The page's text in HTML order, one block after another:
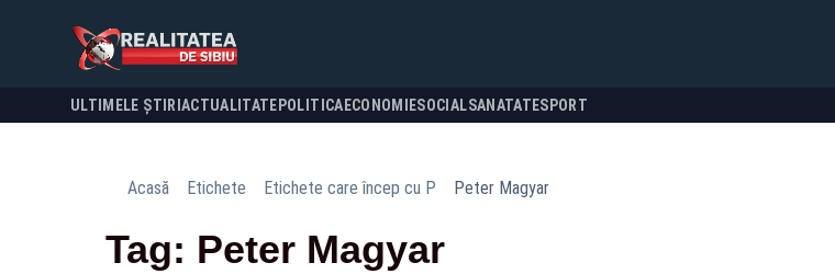
ULTIMELE ȘTIRI ACTUALITATE POLITICA ECONOMIESOCIALSANATATESPORT
Acasă Etichete Etichete care încep cu P Peter Magyar
Tag: Peter Magyar